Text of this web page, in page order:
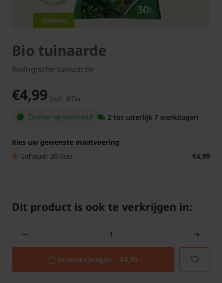
Bio tuinaarde
Biologische tuinaarde
€4,99 Incl. BTW
Online op voorraad
2 tot uiterlijk 7 werkdagen
Kies uw gewenste maatvoering
Inhoud: 30 liter
€4,99
Dit product is ook te verkrijgen in:
In winkelwagen - €4,99